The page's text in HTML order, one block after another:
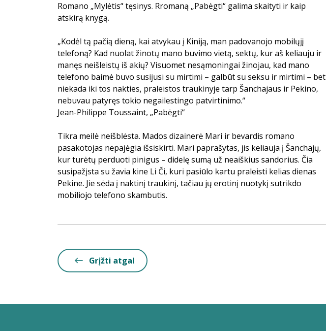
Romano „Mylėtis“ tęsinys. Rromaną „Pabėgti“ galima skaityti ir kaip
atskirą knygą.
„Kodėl tą pačią dieną, kai atvykau į Kiniją, man padovanojo mobilųjį
telefoną? Kad nuolat žinotų mano buvimo vietą, sektų, kur aš keliauju ir
manęs neišleistų iš akių? Visuomet nesąmoningai žinojau, kad mano
telefono baimė buvo susijusi su mirtimi – galbūt su seksu ir mirtimi – bet
niekada iki tos nakties, praleistos traukinyje tarp Šanchajaus ir Pekino,
nebuvau patyręs tokio negailestingo patvirtinimo.“
Jean-Philippe Toussaint, „Pabėgti“
Tikra meilė neišblėsta. Mados dizainerė Mari ir bevardis romano
pasakotojas nepajėgia išsiskirti. Mari paprašytas, jis keliauja į Šanchajų,
kur turėtų perduoti pinigus – didelę sumą už neaiškius sandorius. Čia
susipažįsta su žavia kine Li Či, kuri pasiūlo kartu praleisti kelias dienas
Pekine. Jie sėda į naktinį traukinį, tačiau jų erotinį nuotykį sutrikdo
mobiliojo telefono skambutis.
Grįžti atgal